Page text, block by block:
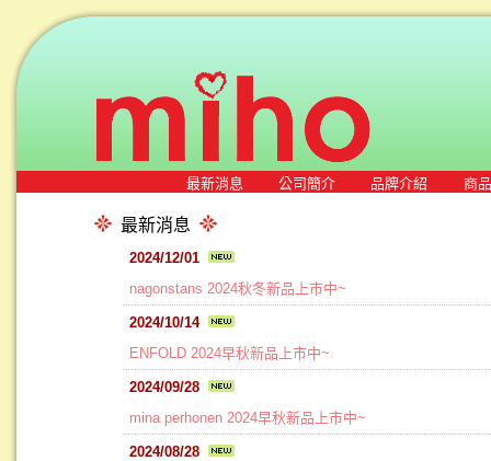
最新消息 公司簡介 品牌介紹 商
最新消息
2024/12/01
nagonstans 2024秋冬新品上市中~
2024/10/14
ENFOLD 2024早秋新品上市中~
2024/09/28
mina perhonen 2024早秋新品上市中~
2024/08/28